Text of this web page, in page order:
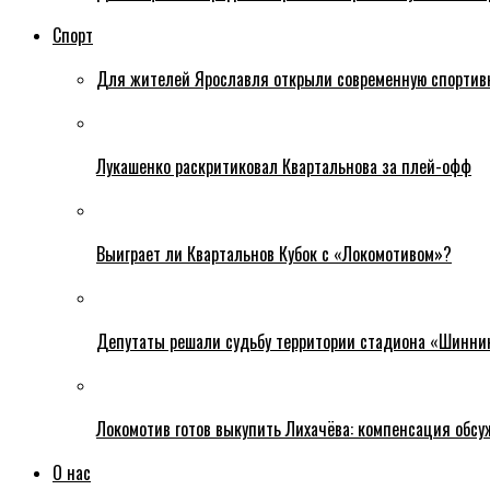
Спорт
Для жителей Ярославля открыли современную
Лукашенко раскритиковал Квартальнова за плей-офф
Выиграет ли Квартальнов Кубок с «Локомотивом»?
Депутаты решали судьбу территории стадиона
Локомотив готов выкупить Лихачёва: компенсация
О нас